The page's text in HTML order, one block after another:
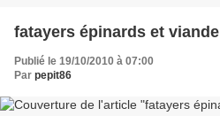
fatayers épinards et viande
Publié le 19/10/2010 à 07:00
Par pepit86